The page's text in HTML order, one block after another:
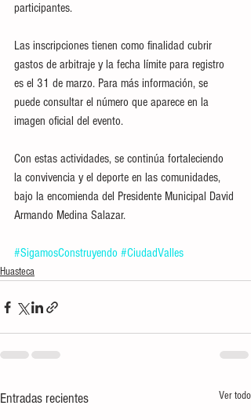
participantes.
Las inscripciones tienen como finalidad cubrir
gastos de arbitraje y la fecha límite para registro
es el 31 de marzo. Para más información, se
puede consultar el número que aparece en la
imagen oficial del evento.
Con estas actividades, se continúa fortaleciendo
la convivencia y el deporte en las comunidades,
bajo la encomienda del Presidente Municipal David
Armando Medina Salazar.
#SigamosConstruyendo #CiudadValles
Huasteca
Entradas recientes Ver todo